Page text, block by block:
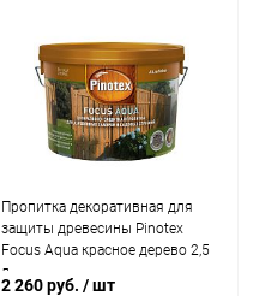
Пропитка декоративная для
защиты древесины Pinotex
Focus Aqua красное дерево 2,5
л.
2 260 руб. / шт